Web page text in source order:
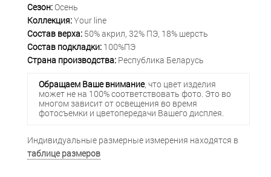
Сезон:Осень
Коллекция:Your line
Состав верха: 50% акрил, 32% ПЭ, 18% шерсть
Состав подкладки: 100%ПЭ
Страна производства: Республика Беларусь
Обращаем Ваше внимание, что цвет изделия
может не на 100% соответствовать фото. Это во
многом зависит от освещения во время
фотосъемки и цветопередачи Вашего дисплея.
Индивидуальные размерные измерения находятся в
таблице размеров